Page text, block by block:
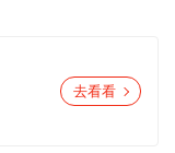
去看看